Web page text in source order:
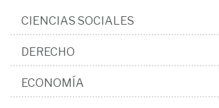
CIENCIAS SOCIALES
DERECHO
ECONOMÍA